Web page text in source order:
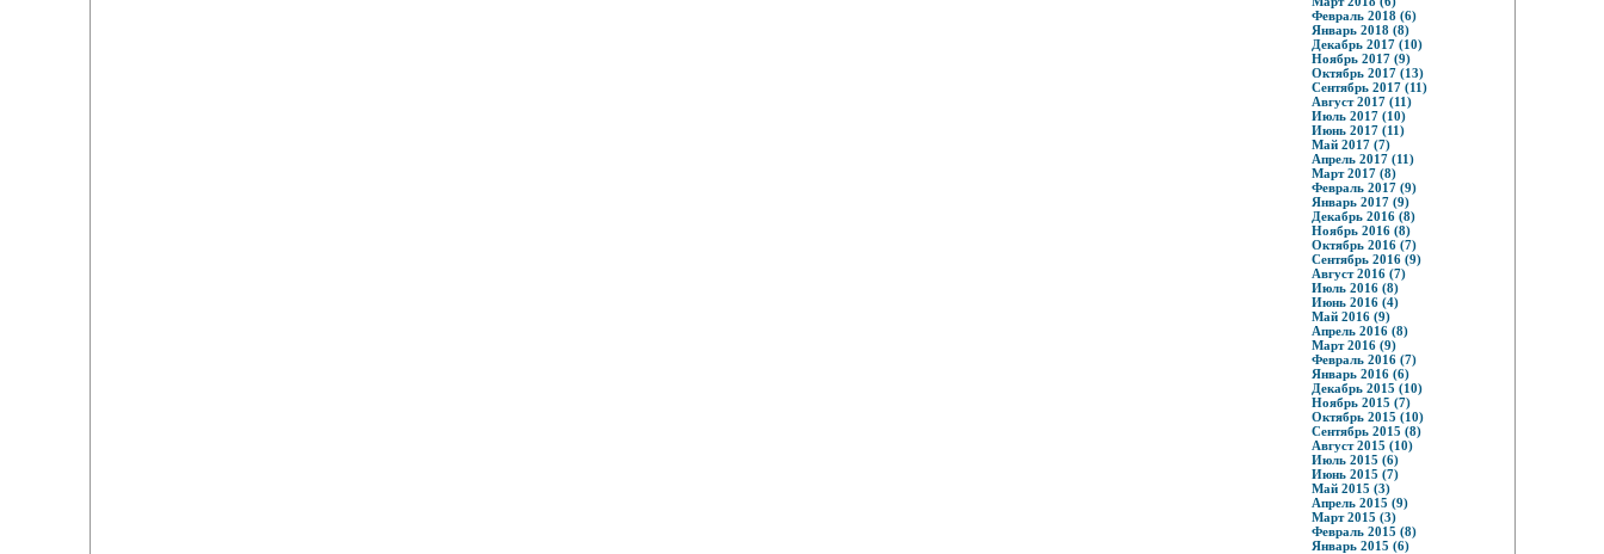
Февраль 2018 (6)
Январь 2018 (8)
Декабрь 2017 (10)
Ноябрь 2017 (9)
Октябрь 2017 (13)
Сентябрь 2017 (11)
Август 2017 (11)
Июль 2017 (10)
Июнь 2017 (11)
Май 2017 (7)
Апрель 2017 (11)
Март 2017 (8)
Февраль 2017 (9)
Январь 2017 (9)
Декабрь 2016 (8)
Ноябрь 2016 (8)
Октябрь 2016 (7)
Сентябрь 2016 (9)
Август 2016 (7)
Июль 2016 (8)
Июнь 2016 (4)
Май 2016 (9)
Апрель 2016 (8)
Март 2016 (9)
Февраль 2016 (7)
Январь 2016 (6)
Декабрь 2015 (10)
Ноябрь 2015 (7)
Октябрь 2015 (10)
Сентябрь 2015 (8)
Август 2015 (10)
Июль 2015 (6)
Июнь 2015 (7)
Май 2015 (3)
Апрель 2015 (9)
Март 2015 (3)
Февраль 2015 (8)
Январь 2015 (6)